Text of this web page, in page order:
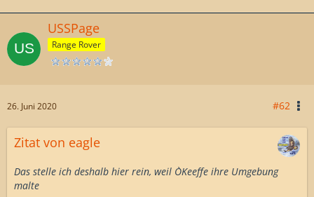
USSPage
Range Rover
26. Juni 2020 #62
Zitat von eagle
Das stelle ich deshalb hier rein, weil O`Keeffe ihre Umgebung
malte